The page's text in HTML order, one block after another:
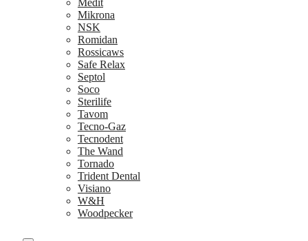
Mikrona
NSK
Romidan
Rossicaws
Safe Relax
Septol
Soco
Sterilife
Tavom
Tecno-Gaz
Tecnodent
The Wand
Tornado
Trident Dental
Visiano
W&H
Woodpecker